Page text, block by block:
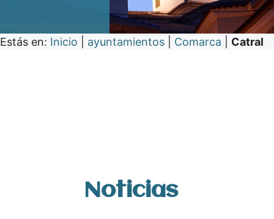
Estás en: Inicio ayuntamientos Comarca Catral
Noticias